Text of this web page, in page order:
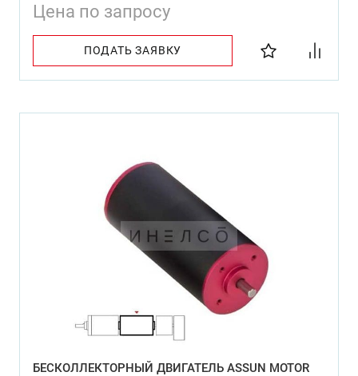
Цена по запросу
ПОДАТЬ ЗАЯВКУ
БЕСКОЛЛЕКТОРНЫЙ ДВИГАТЕЛЬ ASSUN MOTOR